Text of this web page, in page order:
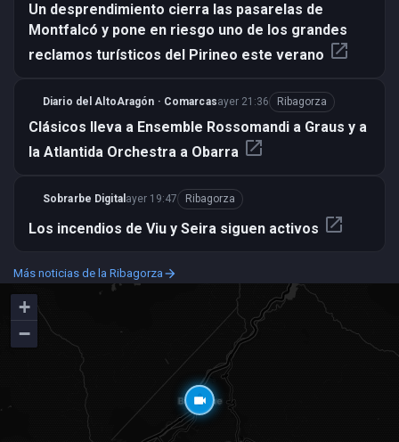
Un desprendimiento cierra las pasarelas de
Montfalcó y pone en riesgo uno de los grandes
reclamos turísticos del Pirineo este verano open_in_new
Diario del AltoAragón · Comarcasayer 21:36 Ribagorza
Clásicos lleva a Ensemble Rossomandi a Graus y a
la Atlantida Orchestra a Obarra open_in_new
Sobrarbe Digital ayer 19:47 Ribagorza
Los incendios de Viu y Seira siguen activos open_in_new
Más noticias de la Ribagorza arrow_forward
videocam
thermostat
+
−